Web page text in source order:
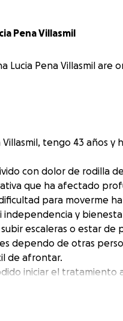
Pena Villasmil
Lucia Pena Villasmil are
tengo 43 años y
con dolor de rodilla
que ha afectado
para moverme
independencia y
escaleras o estar de
dependo de otras
de afrontar.
iniciar el tratamiento
necesarios. El